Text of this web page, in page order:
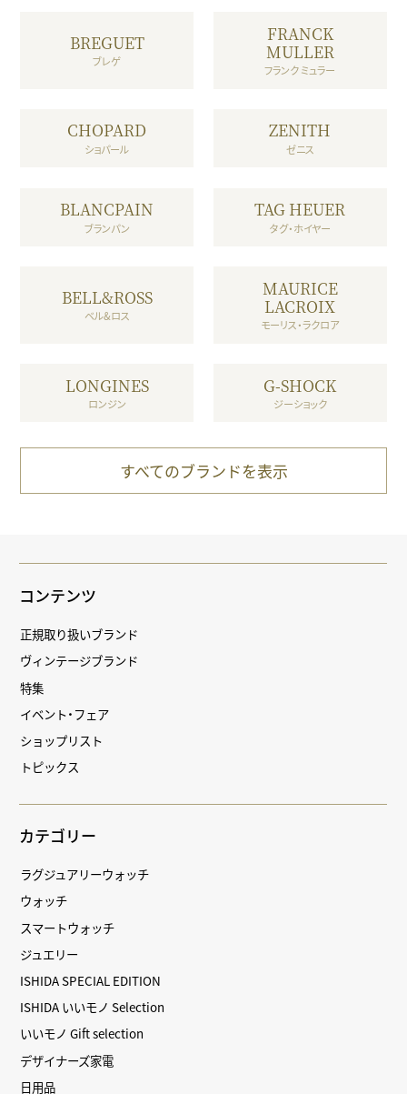
BREGUET
ブレゲ
FRANCK
MULLER
フランク ミュラー
CHOPARD
ショパール
ZENITH
ゼニス
BLANCPAIN
ブランパン
TAG HEUER
タグ・ホイヤー
BELL&ROSS
ベル&ロス
MAURICE
LACROIX
モーリス・ラクロア
LONGINES
ロンジン
G-SHOCK
ジーショック
すべてのブランドを表示
コンテンツ
正規取り扱いブランド
ヴィンテージブランド
特集
イベント・フェア
ショップリスト
トピックス
カテゴリー
ラグジュアリーウォッチ
ウォッチ
スマートウォッチ
ジュエリー
ISHIDA SPECIAL EDITION
ISHIDA いいモノ Selection
いいモノ Gift selection
デザイナーズ家電
日用品